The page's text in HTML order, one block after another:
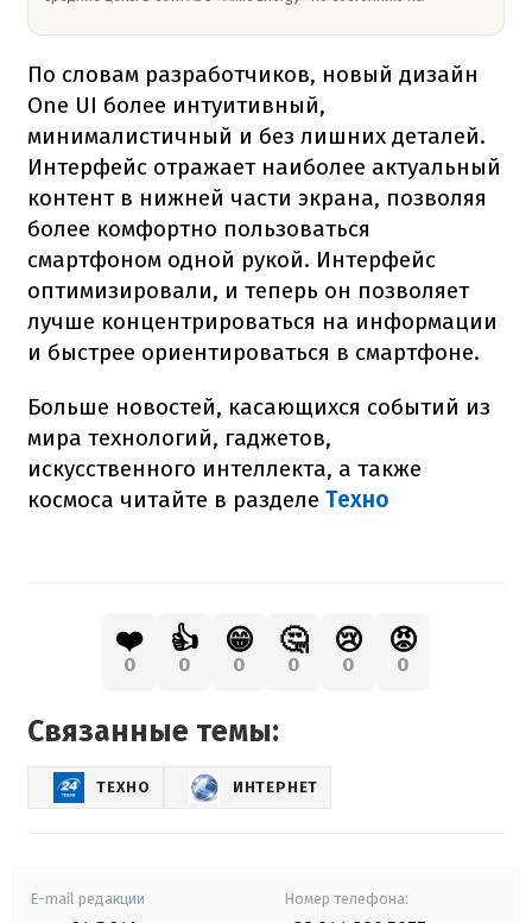
По словам разработчиков, новый дизайн
One UI более интуитивный,
минималистичный и без лишних деталей.
Интерфейс отражает наиболее актуальный
контент в нижней части экрана, позволяя
более комфортно пользоваться
смартфоном одной рукой. Интерфейс
оптимизировали, и теперь он позволяет
лучше концентрироваться на информации
и быстрее ориентироваться в смартфоне.
Больше новостей, касающихся событий из
мира технологий, гаджетов,
искусственного интеллекта, а также
космоса читайте в разделе Техно
❤️
0
👍
0
😁
0
🤔
0
😢
0
😡
0
Связанные темы:
ТЕХНО ИНТЕРНЕТ
E-mail редакции Номер телефона: